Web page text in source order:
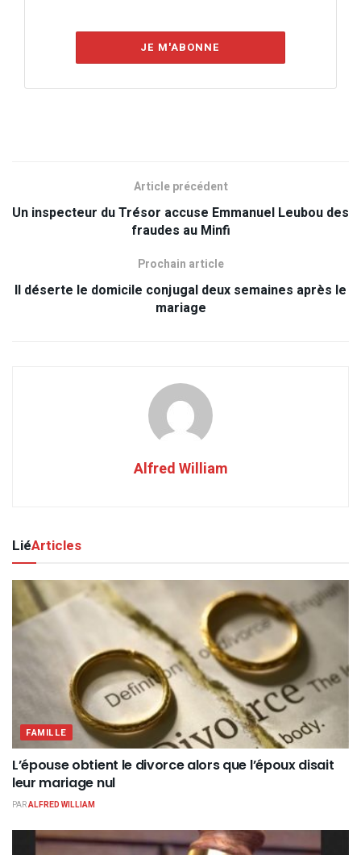
JE M'ABONNE
Article précédent
Un inspecteur du Trésor accuse Emmanuel Leubou des
fraudes au Minfi
Prochain article
Il déserte le domicile conjugal deux semaines après le
mariage
Alfred William
LiéArticles
FAMILLE
L’épouse obtient le divorce alors que l’époux disait
leur mariage nul
PARALFRED WILLIAM